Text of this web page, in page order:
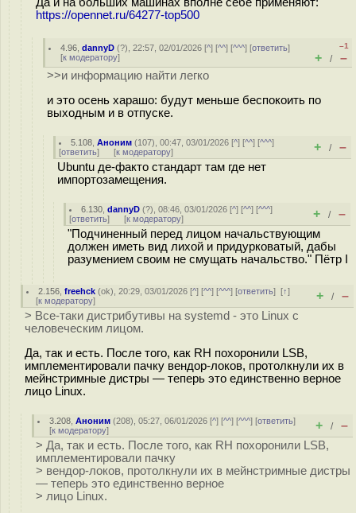
https://opennet.ru/64277-top500
4.96 ,dannyD (?), 22:57, 02/01/2026 [^] [^^] [^^^] [ответить]
[к модератору]
–1
+ / –
>>и информацию найти легко
и это осень харашо: будут меньше беспокоить по
выходным и в отпуске.
5.108 ,Аноним (107), 00:47, 03/01/2026 [^] [^^] [^^^]
[ответить] [к модератору] + / –
Ubuntu де-факто стандарт там где нет
импортозамещения.
6.130 ,dannyD (?), 08:46, 03/01/2026 [^] [^^] [^^^]
[ответить] [к модератору] + / –
"Подчиненный перед лицом начальствующим
должен иметь вид лихой и придурковатый, дабы
разумением своим не смущать начальство." Пётр I
2.156 ,freehck (ok), 20:29, 03/01/2026 [^] [^^] [^^^] [ответить][↑]
[к модератору] + / –
> Все-таки дистрибутивы на systemd - это Linux с
человеческим лицом.
Да, так и есть. После того, как RH похоронили LSB,
имплементировали пачку вендор-локов, протолкнули их в
мейнстримные дистры — теперь это единственно верное
лицо Linux.
3.208 ,Аноним (208), 05:27, 06/01/2026 [^] [^^] [^^^] [ответить]
[к модератору] + / –
> Да, так и есть. После того, как RH похоронили LSB,
имплементировали пачку
> вендор-локов, протолкнули их в мейнстримные дистры
— теперь это единственно верное
> лицо Linux.